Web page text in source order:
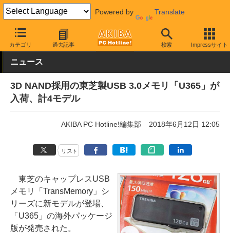
Powered by Translate
カテゴリ 過去記事 検索 Impressサイト
AKIBA PC Hotline! PC周辺機器 フラッシュメモリ USBメモリ
ニュース
3D NAND採用の東芝製USB 3.0メモリ「U365」が
入荷、計4モデル
AKIBA PC Hotline!編集部 2018年6月12日 12:05
リスト
東芝のキャップレスUSB
メモリ「TransMemory」シ
リーズに新モデルが登場、
「U365」の海外パッケージ
版が発売された。